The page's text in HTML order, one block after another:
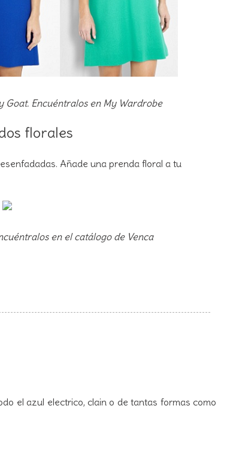
Goat. Encuéntralos en My Wardrobe
florales
Añade una prenda floral a tu
en el catálogo de Venca
el azul electrico, clain o de tantas formas como